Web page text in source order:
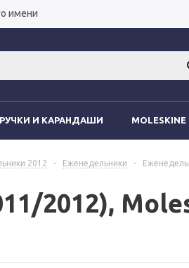
имени
РУЧКИ И КАРАНДАШИ MOLESKINE
2012 - Еженедельники -
2012),